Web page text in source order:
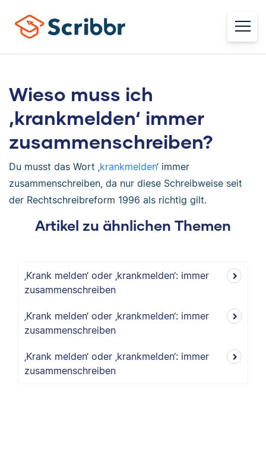
Wieso muss ich
‚krankmelden‘ immer
zusammenschreiben?
Du musst das Wort ‚krankmelden‘ immer
zusammenschreiben, da nur diese Schreibweise seit
der Rechtschreibreform 1996 als richtig gilt.
Artikel zu ähnlichen Themen
‚Krank melden‘ oder ‚krankmelden‘: immer
zusammenschreiben
‚Krank melden‘ oder ‚krankmelden‘: immer
zusammenschreiben
‚Krank melden‘ oder ‚krankmelden‘: immer
zusammenschreiben